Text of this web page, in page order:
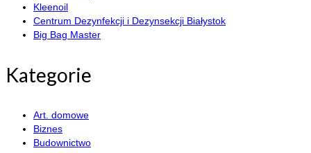
Kleenoil
Centrum Dezynfekcji i Dezynsekcji Białystok
Big Bag Master
Kategorie
Art. domowe
Biznes
Budownictwo